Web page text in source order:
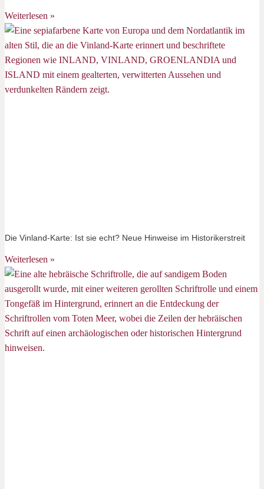
Weiterlesen »
Die Vinland-Karte: Ist sie echt? Neue Hinweise im Historikerstreit
Weiterlesen »